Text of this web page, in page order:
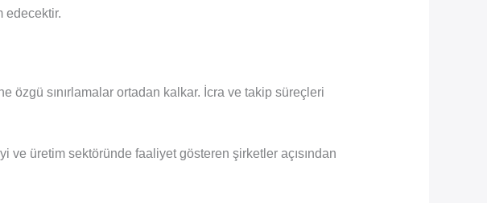
edecektir.
özgü sınırlamalar ortadan kalkar. İcra ve takip süreçleri
ve üretim sektöründe faaliyet gösteren şirketler açısından